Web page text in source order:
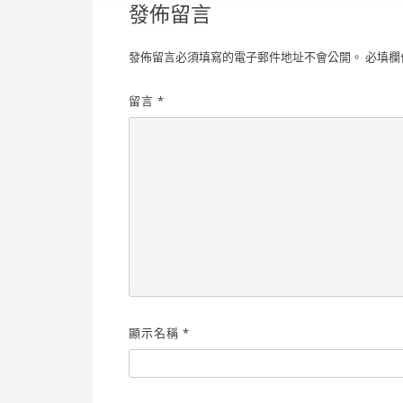
發佈留言
發佈留言必須填寫的電子郵件地址不會公開。 必填
留言*
顯示名稱*